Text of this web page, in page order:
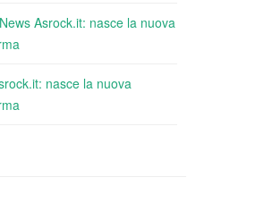
News Asrock.it: nasce la nuova
nasce la nuova